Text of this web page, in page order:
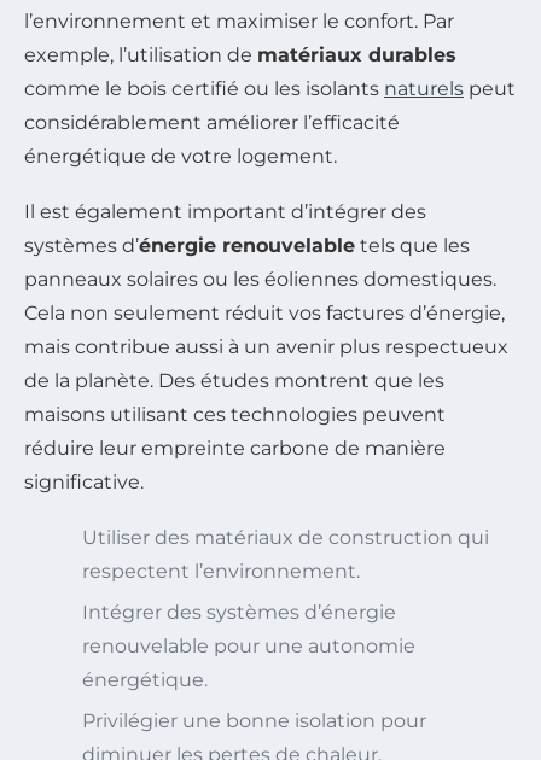
l’environnement et maximiser le confort. Par
exemple, l’utilisation de matériaux durables
comme le bois certifié ou les isolants naturels peut
considérablement améliorer l’efficacité
énergétique de votre logement.
Il est également important d’intégrer des
systèmes d’énergie renouvelable tels que les
panneaux solaires ou les éoliennes domestiques.
Cela non seulement réduit vos factures d’énergie,
mais contribue aussi à un avenir plus respectueux
de la planète. Des études montrent que les
maisons utilisant ces technologies peuvent
réduire leur empreinte carbone de manière
significative.
Utiliser des matériaux de construction qui
respectent l’environnement.
Intégrer des systèmes d’énergie
renouvelable pour une autonomie
énergétique.
Privilégier une bonne isolation pour
diminuer les pertes de chaleur.